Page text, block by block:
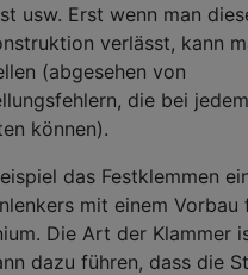
usw. Erst wenn man
verlässt, kann
(abgesehen von
die bei
können).
das Festklemmen
mit einem Vorbau
Die Art der Klammer
dazu führen, dass die